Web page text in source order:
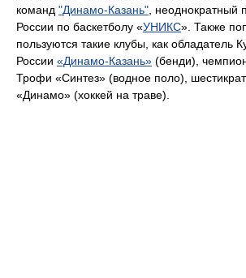
команд "Динамо-Казань" , неоднократный
России по баскетболу «УНИКС». Также
пользуются такие клубы, как обладатель
России «Динамо-Казань» (бенди),
Трофи «Синтез» (водное поло),
«Динамо» (хоккей на траве).